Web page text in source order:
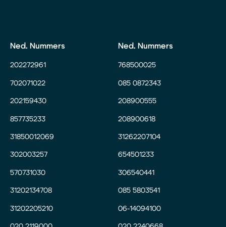
Ned. Nummers
202272961
702071022
202159430
857735233
31850012069
302003257
570731030
31202134708
31202205210
Ned. Nummers
768500025
085 0872343
208900555
208900618
31262207104
654501233
306540441
085 5803541
06-14094100